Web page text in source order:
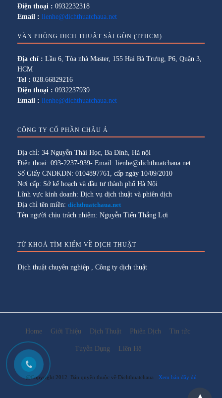
Điện thoại : 0932232318
Email : lienhe@dichthuatchaua.net
VĂN PHÒNG DỊCH THUẬT SÀI GÒN (TPHCM)
Địa chỉ : Lầu 6, Tòa nhà Master, 155 Hai Bà Trưng, P6, Quận 3,
HCM
Tel : 028.66829216
Điện thoại : 0932237939
Email : lienhe@dichthuatchaua.net
CÔNG TY CỔ PHẦN CHÂU Á
Địa chỉ: 34 Nguyễn Thái Học, Ba Đình, Hà nội
Điện thoại: 093-2237-939- Email: lienhe@dichthuatchaua.net
Số Giấy CNĐKDN: 0104897761, cấp ngày 10/09/2010
Nơi cấp: Sở kế hoạch và đầu tư thành phố Hà Nội
Lĩnh vực kinh doanh: Dịch vụ dịch thuật và phiên dịch
Địa chỉ tên miền: dichthuatchaua.net
Tên người chịu trách nhiệm: Nguyễn Tiến Thắng Lợi
TỪ KHOÁ TÌM KIẾM VỀ DỊCH THUẬT
Dịch thuật chuyên nghiệp Công ty dịch thuật
Home Giới Thiệu Dịch Thuật Phiên Dịch Tin tức
Tuyển Dụng Liên Hệ
@Copyright 2012. Bản quyền thuộc về Dichthuatchaua Xem bản đầy đủ